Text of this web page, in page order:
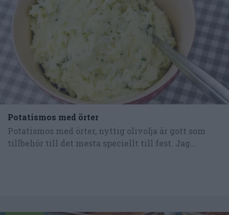
Potatismos med örter
Potatismos med örter, nyttig olivolja är gott som
tillbehör till det mesta speciellt till fest. Jag...